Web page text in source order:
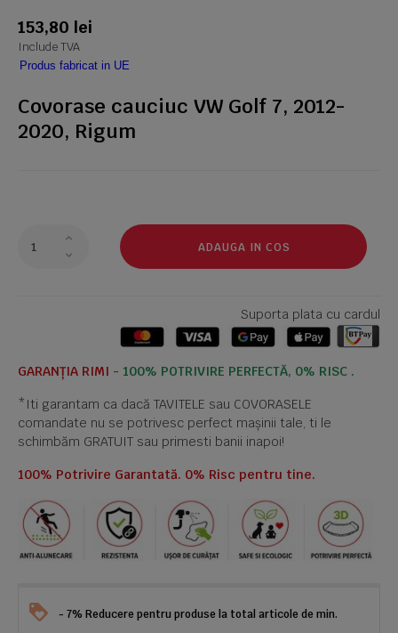
153,80 lei
Include TVA
Produs fabricat in UE
Covorase cauciuc VW Golf 7, 2012-
2020, Rigum
ADAUGA IN COS
Suporta plata cu cardul
GARANȚIA RIMI - 100% POTRIVIRE PERFECTĂ, 0% RISC .
*Iti garantam ca dacă TAVITELE sau COVORASELE
comandate nu se potrivesc perfect mașinii tale, ti le
schimbăm GRATUIT sau primesti banii inapoi!
100% Potrivire Garantată. 0% Risc pentru tine.
- 7% Reducere pentru produse la total articole de min.